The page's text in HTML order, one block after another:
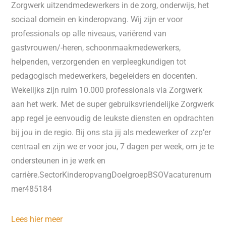
Zorgwerk uitzendmedewerkers in de zorg, onderwijs, het
sociaal domein en kinderopvang. Wij zijn er voor
professionals op alle niveaus, variërend van
gastvrouwen/-heren, schoonmaakmedewerkers,
helpenden, verzorgenden en verpleegkundigen tot
pedagogisch medewerkers, begeleiders en docenten.
Wekelijks zijn ruim 10.000 professionals via Zorgwerk
aan het werk. Met de super gebruiksvriendelijke Zorgwerk
app regel je eenvoudig de leukste diensten en opdrachten
bij jou in de regio. Bij ons sta jij als medewerker of zzp’er
centraal en zijn we er voor jou, 7 dagen per week, om je te
ondersteunen in je werk en
carrière.SectorKinderopvangDoelgroepBSOVacaturenum
mer485184
Lees hier meer